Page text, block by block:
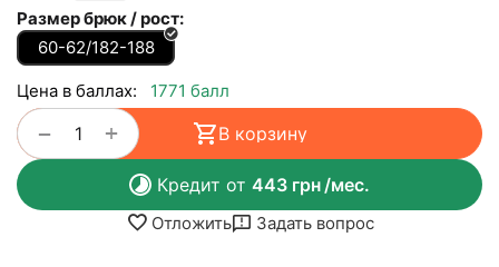
Размер брюк / рост:
60-62/182-188
Цена в баллах: 1771 балл
+
− В корзину
Кредит от 443 грн/мес.
Отложить Задать вопрос